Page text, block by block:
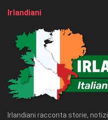
Irlandiani
Irlandiani racconta storie,